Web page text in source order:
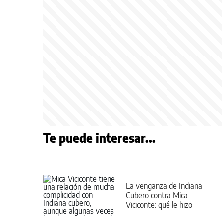
Te puede interesar...
La venganza de Indiana
Cubero contra Mica
Viciconte: qué le hizo